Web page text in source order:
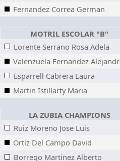
Fernandez Correa German
MOTRIL ESCOLAR "B"
Lorente Serrano Rosa Adela
Valenzuela Fernandez Alejandr
Esparrell Cabrera Laura
Martin Istillarty Maria
LA ZUBIA CHAMPIONS
Ruiz Moreno Jose Luis
Ortiz Del Campo David
Borrego Martinez Alberto